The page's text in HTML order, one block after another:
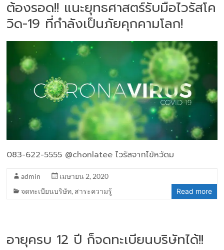
ต้องรอด!! แนะยุทธศาสตร์รับมือไวรัสโค
วิด-19 ที่กำลังเป็นภัยคุกคามโลก!
083-622-5555 @chonlatee ไวรัสจากไข้หวัดม
admin
เมษายน 2, 2020
จดทะเบียนบริษัท, สาระความรู้ Read more
อายุครบ 12 ปี ก็จดทะเบียนบริษัทได้!!